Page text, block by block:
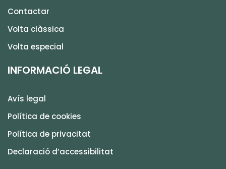
Contactar
Volta clàssica
Volta especial
INFORMACIÓ LEGAL
Avís legal
Política de cookies
Política de privacitat
Declaració d’accessibilitat